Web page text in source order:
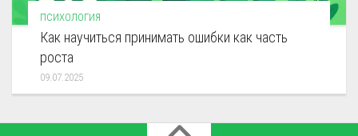
ПСИХОЛОГИЯ
Как научиться принимать ошибки как часть
роста
09.07.2025